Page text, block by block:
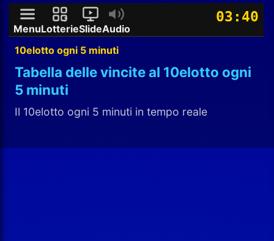
MenuLotterieSlideAudio
03:39
10elotto ogni 5 minuti
Tabella delle vincite al 10elotto ogni
5 minuti
Il 10elotto ogni 5 minuti in tempo reale